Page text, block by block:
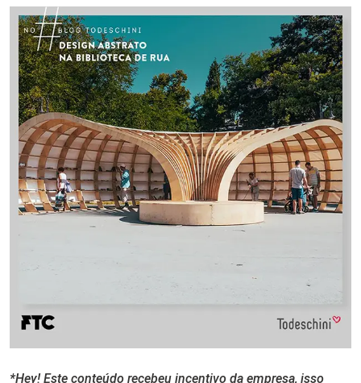
*Hey! Este conteúdo recebeu incentivo da empresa, isso